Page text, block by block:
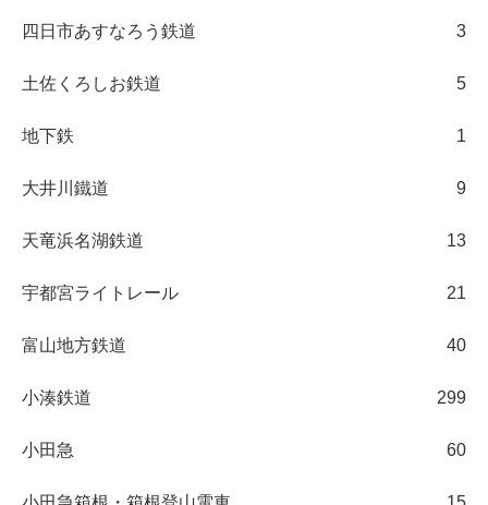
四日市あすなろう鉄道 3
土佐くろしお鉄道 5
地下鉄 1
大井川鐵道 9
天竜浜名湖鉄道 13
宇都宮ライトレール 21
富山地方鉄道 40
小湊鉄道 299
小田急 60